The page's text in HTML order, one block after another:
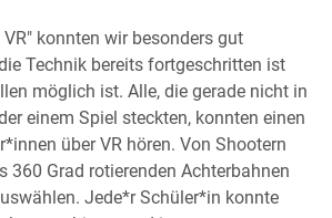
VR" konnten wir besonders gut
Technik bereits fortgeschritten ist
möglich ist. Alle, die gerade nicht in
einem Spiel steckten, konnten einen
über VR hören. Von Shootern
360 Grad rotierenden Achterbahnen
Jede*r Schüler*in konnte